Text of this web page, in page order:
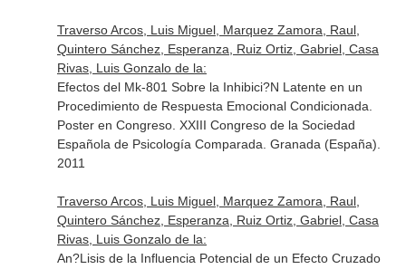
Traverso Arcos, Luis Miguel, Marquez Zamora, Raul,
Quintero Sánchez, Esperanza, Ruiz Ortiz, Gabriel, Casa
Rivas, Luis Gonzalo de la:
Efectos del Mk-801 Sobre la Inhibici?N Latente en un
Procedimiento de Respuesta Emocional Condicionada.
Poster en Congreso. XXIII Congreso de la Sociedad
Española de Psicología Comparada. Granada (España).
2011
Traverso Arcos, Luis Miguel, Marquez Zamora, Raul,
Quintero Sánchez, Esperanza, Ruiz Ortiz, Gabriel, Casa
Rivas, Luis Gonzalo de la:
An?Lisis de la Influencia Potencial de un Efecto Cruzado